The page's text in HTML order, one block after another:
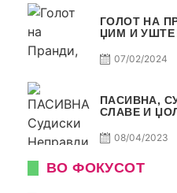
ГОЛОТ НА
ЏИМ И УШТЕ
07/02/2024
ПАСИВНА,
СЛАВЕ И
08/04/2023
ВО ФОКУСОТ